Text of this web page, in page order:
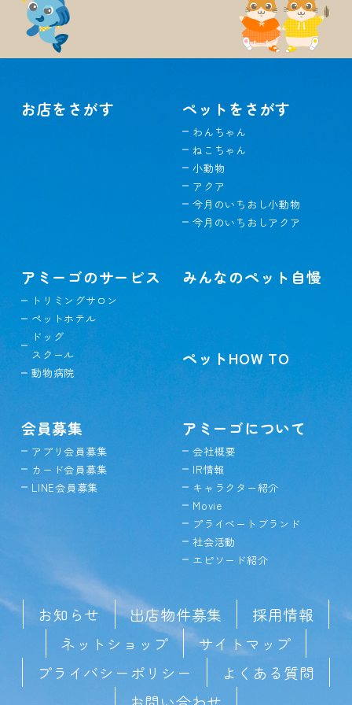
お店をさがす ペットをさがす
わんちゃん
ねこちゃん
小動物
アクア
今月のいちおし小動物
今月のいちおしアクア
アミーゴのサービス
トリミングサロン
ペットホテル
ドッグ
スクール
動物病院
みんなのペット自慢
ペットHOW TO
会員募集
アプリ会員募集
カード会員募集
LINE会員募集
アミーゴについて
会社概要
IR情報
キャラクター紹介
Movie
プライベートブランド
社会活動
エピソード紹介
お知らせ 出店物件募集
採用情報
ネットショップ
サイトマップ
プライバシーポリシー
よくある質問